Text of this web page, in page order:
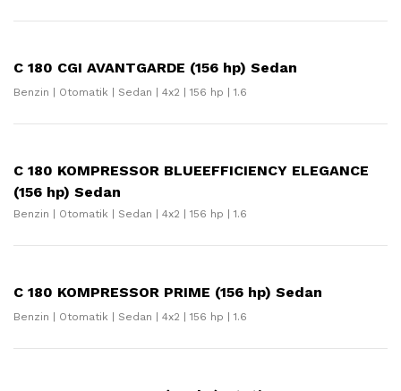
C 180 CGI AVANTGARDE (156 hp) Sedan
Benzin | Otomatik | Sedan | 4x2 | 156 hp | 1.6
C 180 KOMPRESSOR BLUEEFFICIENCY ELEGANCE
(156 hp) Sedan
Benzin | Otomatik | Sedan | 4x2 | 156 hp | 1.6
C 180 KOMPRESSOR PRIME (156 hp) Sedan
Benzin | Otomatik | Sedan | 4x2 | 156 hp | 1.6